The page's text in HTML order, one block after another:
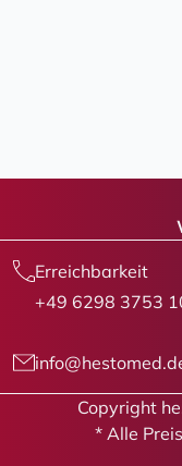
Erreichbarkeit
+49 6298 3753
Copyright
* Alle